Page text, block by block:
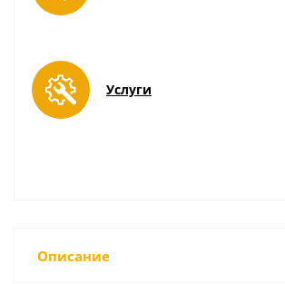
Услуги
Описание